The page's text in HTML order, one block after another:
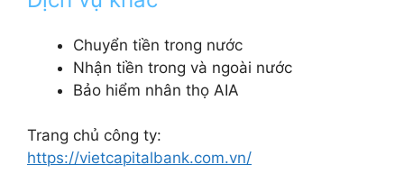
Chuyển tiền trong nước
Nhận tiền trong và ngoài nước
Bảo hiểm nhân thọ AIA
Trang chủ công ty:
https://vietcapitalbank.com.vn/